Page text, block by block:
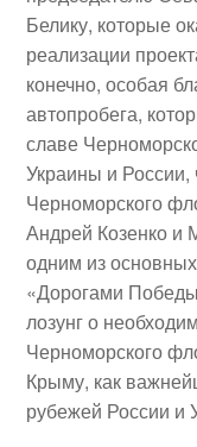
Белику, которые
реализации
конечно, особая
автопробега,
славе
Украины и России,
Черноморского
Андрей Козенко и
одним из
«Дорогами
лозунг о
Черноморского
Крыму, как
рубежей России и